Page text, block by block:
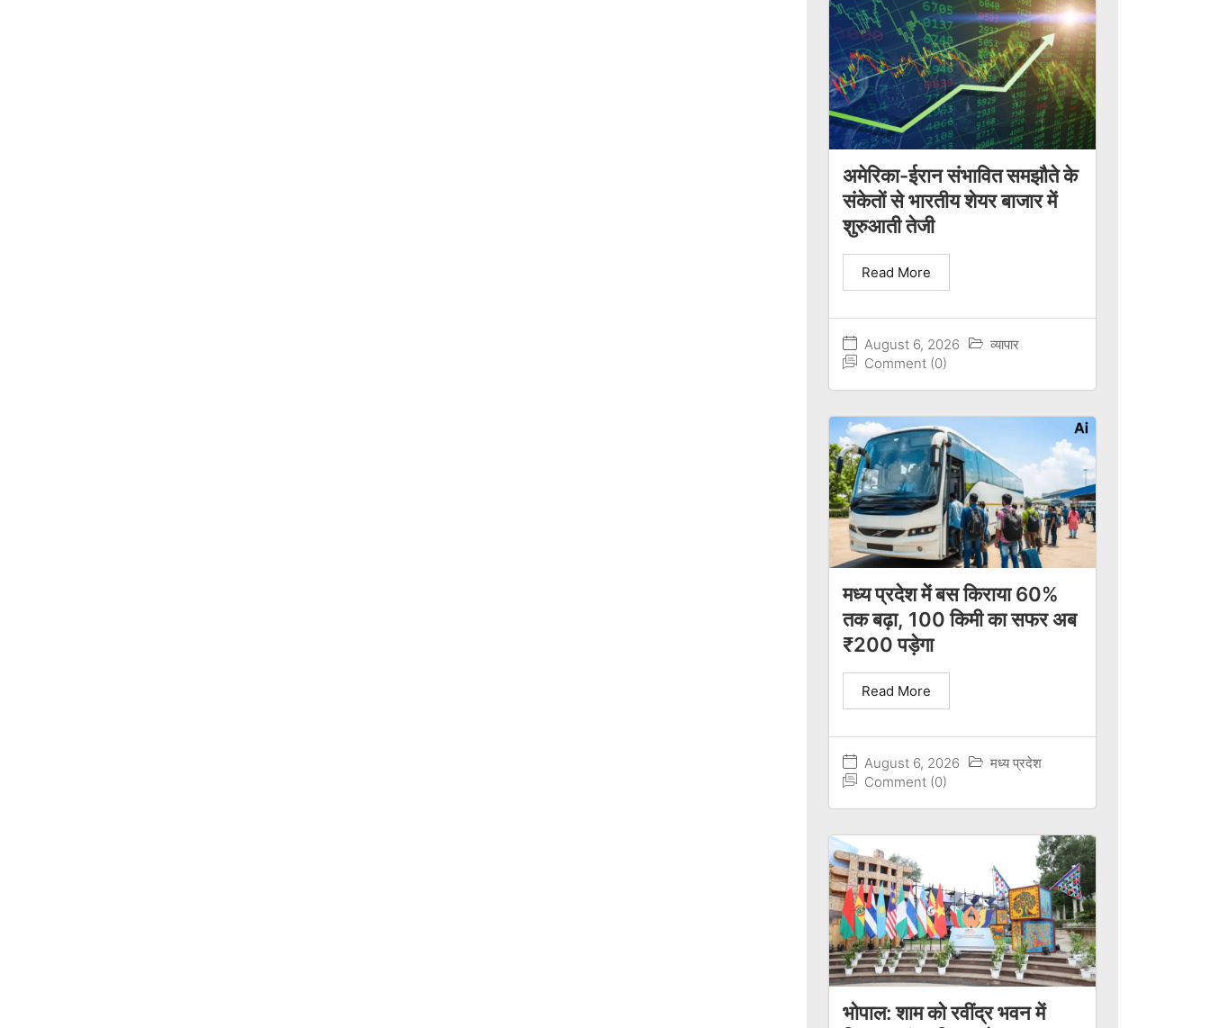
अमेरिका-ईरान संभावित समझौते के
संकेतों से भारतीय शेयर बाजार में
शुरुआती तेजी
August 6, 2026
व्यापार
Comment (0)
Read More
मध्य प्रदेश में बस किराया 60%
तक बढ़ा, 100 किमी का सफर अब
₹200 पड़ेगा
August 6, 2026
मध्य प्रदेश
Comment (0)
Read More
भोपाल: शाम को रवींद्र भवन में